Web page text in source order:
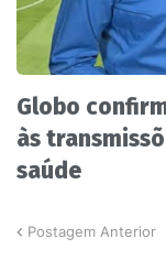
Globo
às
saúde
Postagem Anterior